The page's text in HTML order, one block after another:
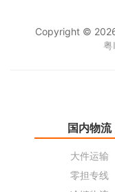
Copyright ©
国内物流
大件运输
零担专线